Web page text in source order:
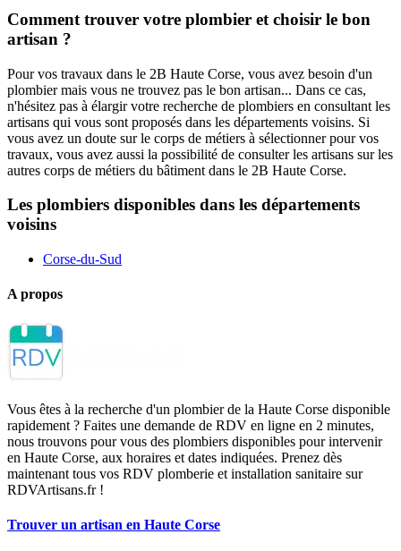
Comment trouver votre plombier et choisir le bon
artisan ?
Pour vos travaux dans le 2B Haute Corse, vous avez besoin d'un
plombier mais vous ne trouvez pas le bon artisan... Dans ce cas,
n'hésitez pas à élargir votre recherche de plombiers en consultant les
artisans qui vous sont proposés dans les départements voisins. Si
vous avez un doute sur le corps de métiers à sélectionner pour vos
travaux, vous avez aussi la possibilité de consulter les artisans sur les
autres corps de métiers du bâtiment dans le 2B Haute Corse.
Les plombiers disponibles dans les départements
voisins
Corse-du-Sud
A propos
Vous êtes à la recherche d'un plombier de la Haute Corse disponible
rapidement ? Faites une demande de RDV en ligne en 2 minutes,
nous trouvons pour vous des plombiers disponibles pour intervenir
en Haute Corse, aux horaires et dates indiquées. Prenez dès
maintenant tous vos RDV plomberie et installation sanitaire sur
RDVArtisans.fr !
Trouver un artisan en Haute Corse